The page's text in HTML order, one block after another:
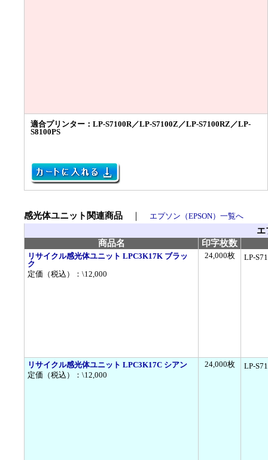
適合プリンター： LP-S7100R／LP-S7100Z／LP-S7100RZ／LP-
S8100PS
感光体ユニット関連商品 エプソン（EPSON）一覧へ
エ
商品名
印字枚数
リサイクル感光体ユニット LPC3K17K ブラッ
ク
定価（税込）：\12,000
24,000枚 LP-
リサイクル感光体ユニット LPC3K17C シアン
定価（税込）：\12,000
24,000枚 LP-